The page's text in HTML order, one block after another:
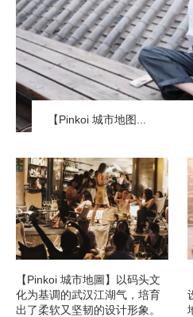
【Pinkoi 城市地图...
【Pinkoi 城市地圖】以码头文
化为基调的武汉江湖气，培育
出了柔软又坚韧的设计形象。